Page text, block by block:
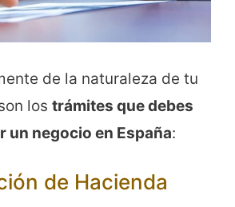
de la naturaleza de tu
los trámites que debes
un negocio en España:
de Hacienda